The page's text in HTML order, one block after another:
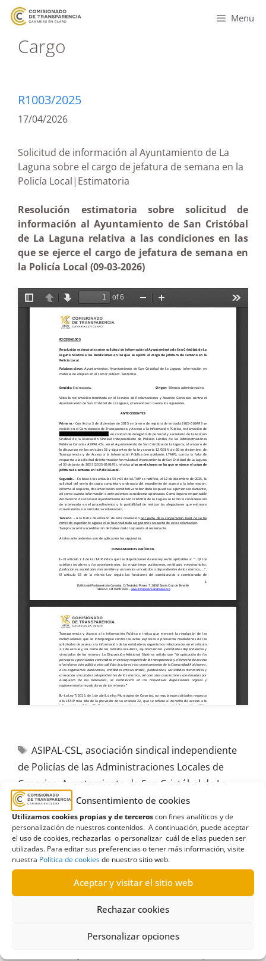
Consentimiento de cookies
Utilizamos cookies propias y de terceroscon fines analíticos y de
personalización de nuestros contenidos. A continuación, puede aceptar
el uso de cookies, rechazarlas o personalizar cuál de ellas pueden ser
utilizadas. Para editar sus preferencias o tener más información, visite
nuestra Política de cookiesde nuestro sitio web.
Aceptar y visitar el sitio web
Rechazar cookies
Personalizar opciones
Menu
Cargo
R1003/2025
17/04/2026
Solicitud de información al Ayuntamiento de La
Laguna sobre el cargo de jefatura de semana en la
Policía Local|Estimatoria
Resolución estimatoria sobre solicitud de
información al Ayuntamiento de San Cristóbal
de La Laguna relativa a las condiciones en las
que se ejerce el cargo de jefatura de semana en
la Policía Local (09-03-2026)
ASIPAL-CSL, asociación sindical independiente
de Policías de las Administraciones Locales de
Canarias Ayuntamiento de San Cristóbal de La
Laguna,Cargo,Estimatoria,funciones,
Tenerife
R377/2020
Petición de información a la Escuela de Servicios